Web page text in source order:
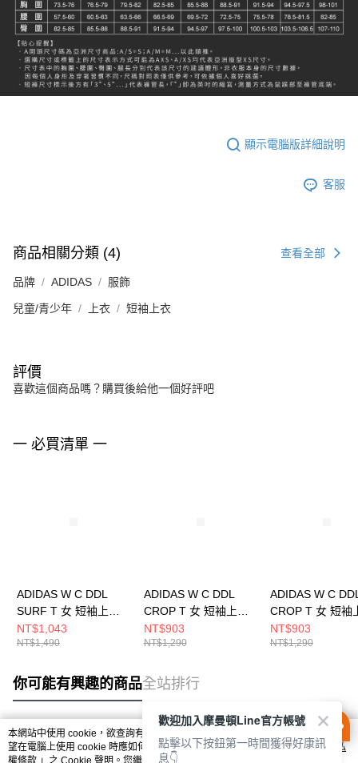
顯示電腦版詳細說明
客服
商品相關分類 (4) 查看全部
品牌 ADIDAS 服飾
兒童/青少年 上衣 短袖上衣
評價
喜歡這個商品嗎？購買後給他一個好評吧
一 必買清單 一
ADIDAS W C DDL
SURF T 女 短袖上衣
JX5330
NT$1,043
NT$1,490
ADIDAS W C DDL
CROP T 女 短袖上衣
JX5325
NT$903
NT$1,290
ADIDAS W C
CROP T 女 短袖
JX5326
NT$903
NT$1,290
你可能有興趣的商品全站排行
熱門標籤
本網站中使用 cookie，欲查詢有關本網站使用 cookie 方式之詳情，及若您不希
望在電腦上使用 cookie 時應如何變更電腦的 cookie 設定，請參閱本網站「
隱私
權條款 」之 Cookie 聲明。您繼續使用本網站即表示您同意本公司得按本網站使
歡迎加入摩曼頓Line官方帳號
點擊以下按鈕第一時間獲得好康訊
息👇